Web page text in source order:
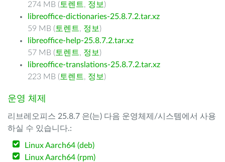
274 MB ( 토렌트, 정보 )
libreoffice-dictionaries-25.8.7.2.tar.xz
59 MB ( 토렌트, 정보 )
libreoffice-help-25.8.7.2.tar.xz
57 MB ( 토렌트, 정보 )
libreoffice-translations-25.8.7.2.tar.xz
223 MB ( 토렌트, 정보 )
운영 체제
리브레오피스 25.8.7 은(는) 다음 운영체제/시스템에서 사용
하실 수 있습니다.:
Linux Aarch64 (deb)
Linux Aarch64 (rpm)